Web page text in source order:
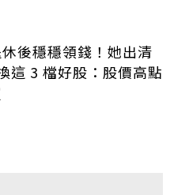
後穩穩領錢！她出清
這 3 檔好股：股價高點